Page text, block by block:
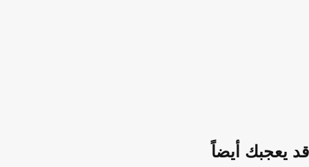
قد يعجبك أيضاً